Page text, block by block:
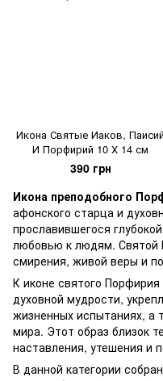
Икона Святые Иаков, Паисий
И Порфирий 10 Х 14 см
390 грн
Икона преподобного
афонского старца и
прославившегося
любовью к людям. Святой
смирения, живой веры и
К иконе святого
духовной мудрости,
жизненных испытаниях, а
мира. Этот образ близок
наставления, утешения и
В данной категории